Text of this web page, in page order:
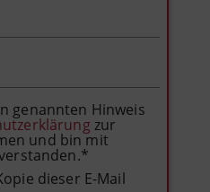
genannten Hinweis
zur
und bin mit
dieser E-Mail